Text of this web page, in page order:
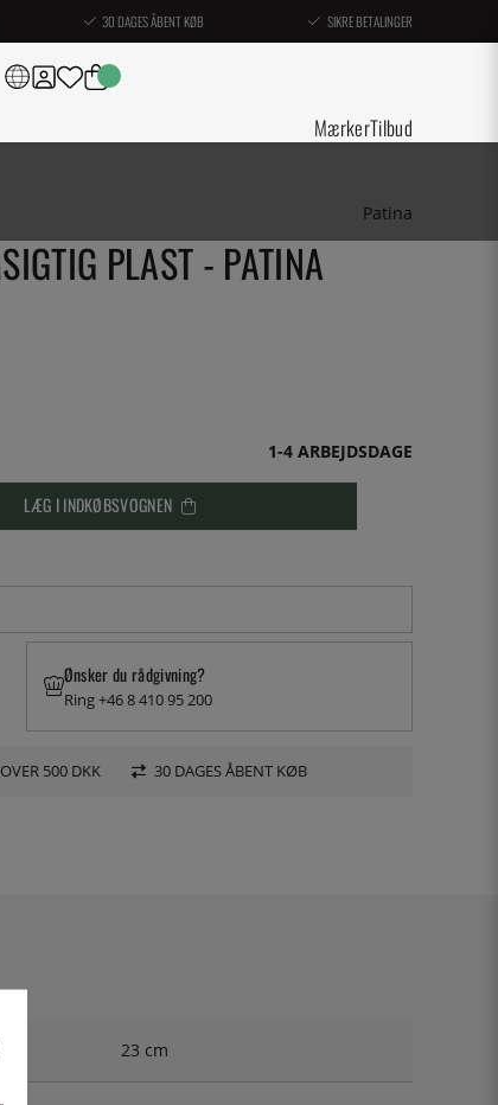
30 DAGES ÅBENT KØB SIKRE BETALINGER
MærkerTilbud
Patina
PLAST - PATINA
1-4 ARBEJDSDAGE
LÆG I INDKØBSVOGNEN
Ønsker du rådgivning?
Ring +46 8 410 95 200
500 DKK 30 DAGES ÅBENT KØB
23 cm